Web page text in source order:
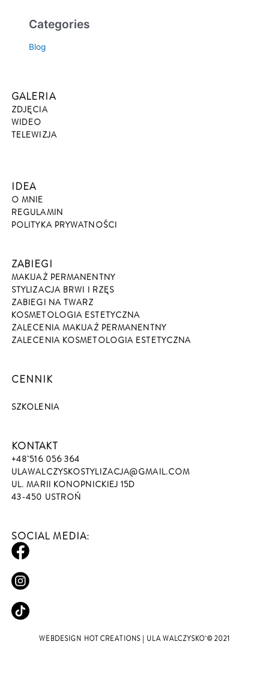
Categories
Blog
GALERIA
ZDJĘCIA
WIDEO
TELEWIZJA
IDEA
O MNIE
REGULAMIN
POLITYKA PRYWATNOŚCI
ZABIEGI
MAKIJAŻ PERMANENTNY
STYLIZACJA BRWI I RZĘS
ZABIEGI NA TWARZ
KOSMETOLOGIA ESTETYCZNA
ZALECENIA MAKIJAŻ PERMANENTNY
ZALECENIA KOSMETOLOGIA ESTETYCZNA
CENNIK
SZKOLENIA
KONTAKT
+48 516 056 364
ULAWALCZYSKOSTYLIZACJA@GMAIL.COM
UL. MARII KONOPNICKIEJ 15D
43-450 USTROŃ
SOCIAL MEDIA:
WEBDESIGN HOT CREATIONS | ULA WALCZYSKO © 2021